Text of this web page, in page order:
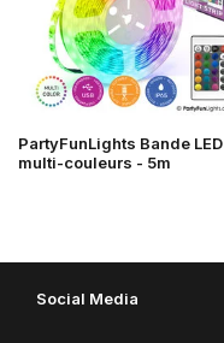
PartyFunLights Bande LED
multi-couleurs - 5m
Social Media